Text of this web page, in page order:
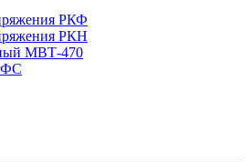
РКФ
РКН
МВТ-470
ФС